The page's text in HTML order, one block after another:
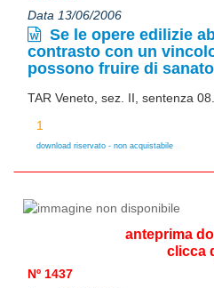
Data 13/06/2006
Se le opere edilizie
contrasto con un
possono fruire di
TAR Veneto, sez. II, sentenza
download riservato - non acquistabile
anteprima
clicca
Nº 1437